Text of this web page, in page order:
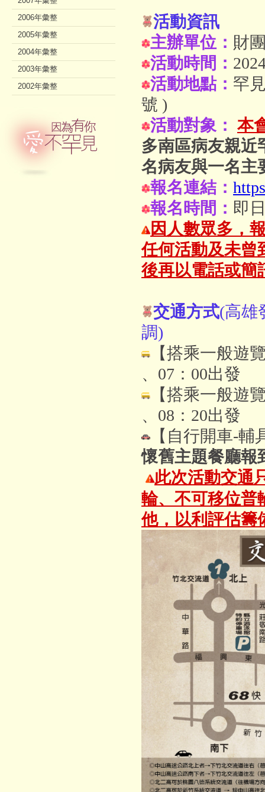
活動資訊
主辦單位： 財
活動時間：
活動地點： 罕
號 )
活動對象： 本
多南區病友親近
名病友與一名主
報名連結：
報名時間： 即
因人數眾多，
任何活動及未曾
後再以電話或簡
交通方式(高雄
調)
【搭乘一般遊
、07：00出發
【搭乘一般遊
、08：20出發
【自行開車-
懷舊主題餐廳報
此次活動交通
輪、不可移位普
他，以利評估籌
2006年彙整
2005年彙整
2004年彙整
2003年彙整
2002年彙整